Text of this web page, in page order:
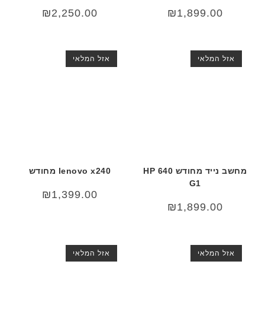
₪1,899.00
₪2,250.00
אזל המלאי
מחשב נייד מחודש HP 640
G1
₪1,899.00
אזל המלאי
lenovo x240 מחודש
₪1,399.00
אזל המלאי אזל המלאי